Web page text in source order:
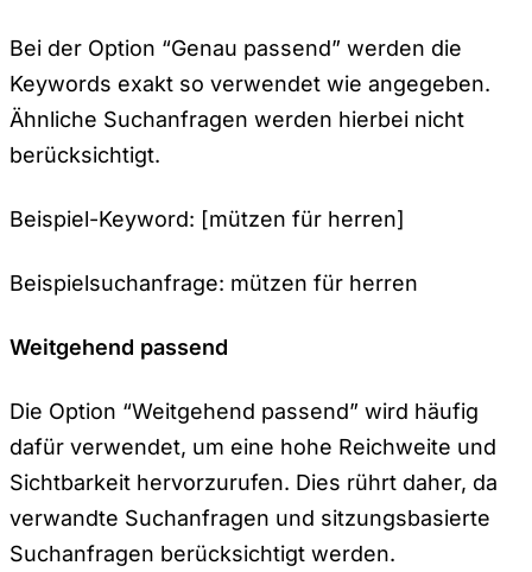
Bei der Option “Genau passend” werden die
Keywords exakt so verwendet wie angegeben.
Ähnliche Suchanfragen werden hierbei nicht
berücksichtigt.
Beispiel-Keyword: [mützen für herren]
Beispielsuchanfrage: mützen für herren
Weitgehend passend
Die Option “Weitgehend passend” wird häufig
dafür verwendet, um eine hohe Reichweite und
Sichtbarkeit hervorzurufen. Dies rührt daher, da
verwandte Suchanfragen und sitzungsbasierte
Suchanfragen berücksichtigt werden.